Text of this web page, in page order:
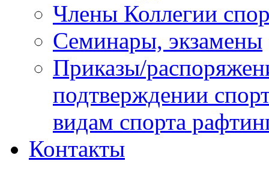
Члены Коллегии
Семинары, экзамены
Приказы/
подтверждении
видам спорта
Контакты